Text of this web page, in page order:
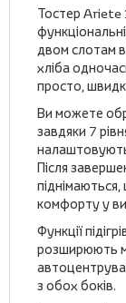
Тостер Ariete
двом слотам
хліба
просто,
Ви можете
завдяки 7
Після
комфорту у
Функції
розширюють
з обох боків.